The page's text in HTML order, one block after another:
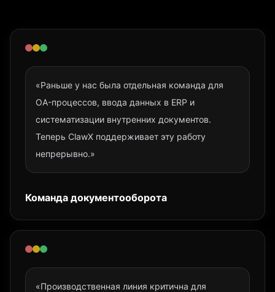
«Раньше у нас была отдельная команда для
OA-процессов, ввода данных в ERP и
систематизации внутренних документов.
Теперь ClawX поддерживает эту работу
непрерывно.»
Команда документооборота
«Производственная линия критична для